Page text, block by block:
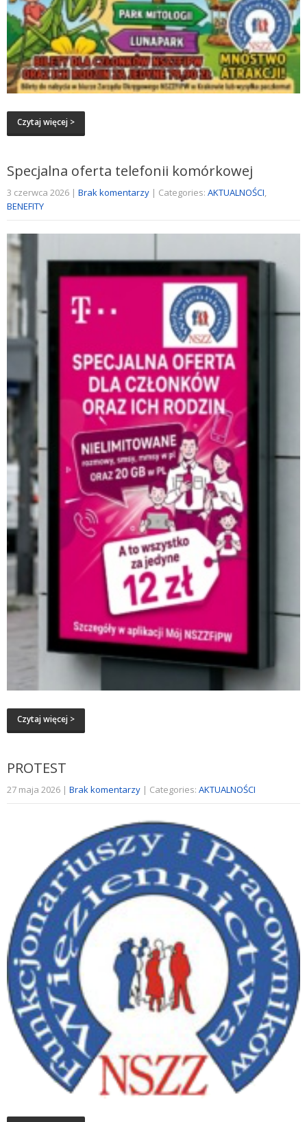
Czytaj więcej >
Specjalna oferta telefonii komórkowej
3 czerwca 2026 | Brak komentarzy | Categories: AKTUALNOŚCI,
BENEFITY
Czytaj więcej >
PROTEST
27 maja 2026 | Brak komentarzy | Categories: AKTUALNOŚCI